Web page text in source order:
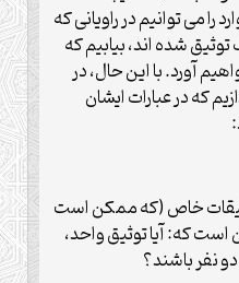
را می توانیم در راویانی که
شده اند، بیابیم که
آورد. با این حال، در
که در عبارات ایشان
خاص (که ممکن است
که: آیا توثیق واحد،
نفر باشند؟